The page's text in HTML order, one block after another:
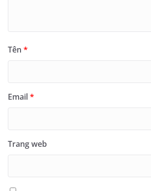
Tên *
Email*
Trang web